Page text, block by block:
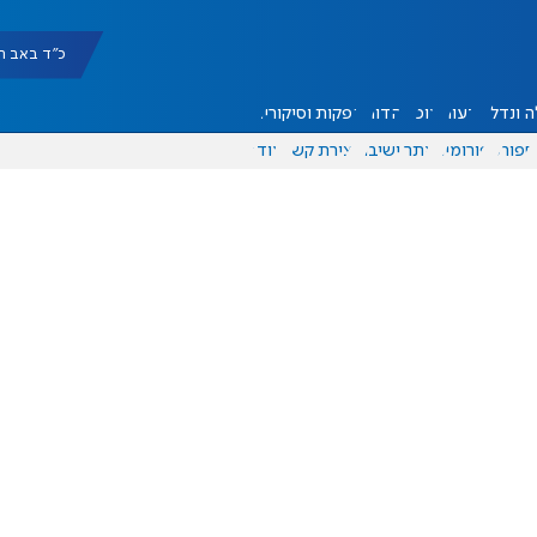
כ"ד באב תשפ"ו
ונדל"ן דעות אוכל יהדות הפקות וסיקורים
ספורט פורומים אתר ישיבה יצירת קשר עוד